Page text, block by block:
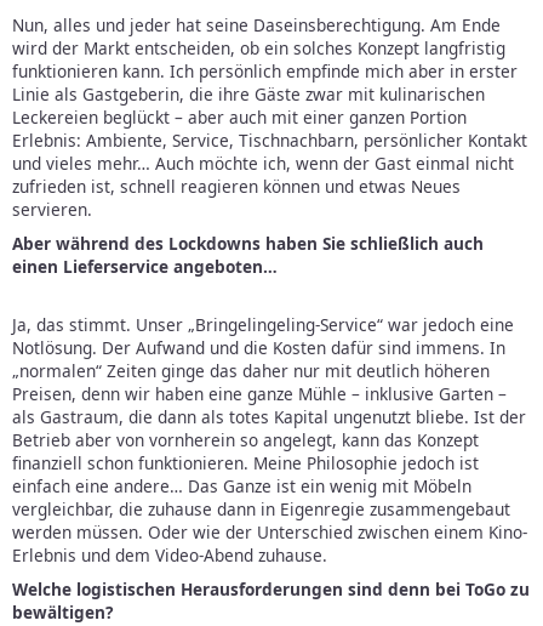
Nun, alles und jeder hat seine Daseinsberechtigung. Am Ende
wird der Markt entscheiden, ob ein solches Konzept langfristig
funktionieren kann. Ich persönlich empfinde mich aber in erster
Linie als Gastgeberin, die ihre Gäste zwar mit kulinarischen
Leckereien beglückt – aber auch mit einer ganzen Portion
Erlebnis: Ambiente, Service, Tischnachbarn, persönlicher Kontakt
und vieles mehr… Auch möchte ich, wenn der Gast einmal nicht
zufrieden ist, schnell reagieren können und etwas Neues
servieren.
Aber während des Lockdowns haben Sie schließlich auch
einen Lieferservice angeboten…
Ja, das stimmt. Unser „Bringelingeling-Service“ war jedoch eine
Notlösung. Der Aufwand und die Kosten dafür sind immens. In
„normalen“ Zeiten ginge das daher nur mit deutlich höheren
Preisen, denn wir haben eine ganze Mühle – inklusive Garten –
als Gastraum, die dann als totes Kapital ungenutzt bliebe. Ist der
Betrieb aber von vornherein so angelegt, kann das Konzept
finanziell schon funktionieren. Meine Philosophie jedoch ist
einfach eine andere… Das Ganze ist ein wenig mit Möbeln
vergleichbar, die zuhause dann in Eigenregie zusammengebaut
werden müssen. Oder wie der Unterschied zwischen einem Kino-
Erlebnis und dem Video-Abend zuhause.
Welche logistischen Herausforderungen sind denn bei ToGo zu
bewältigen?